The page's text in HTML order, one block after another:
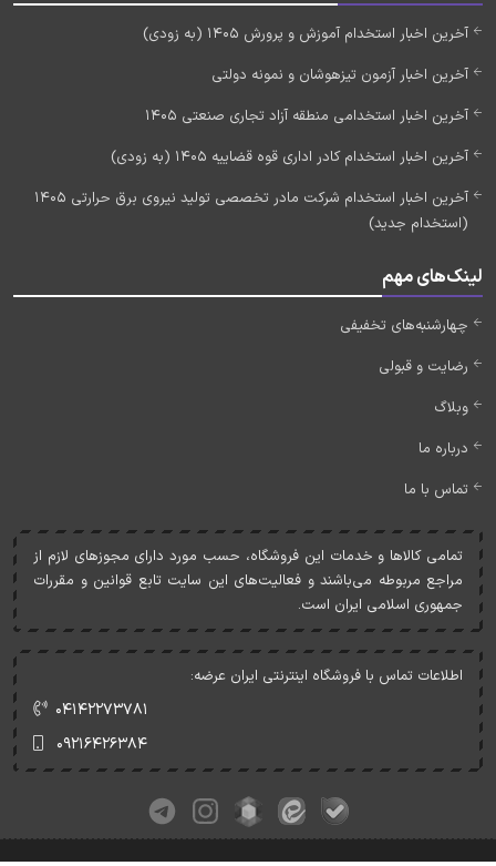
آخرین اخبار استخدام آموزش و پرورش 1405 (به زودی)
آخرین اخبار آزمون تیزهوشان و نمونه دولتی
آخرین اخبار استخدامی منطقه آزاد تجاری صنعتی 1405
آخرین اخبار استخدام کادر اداری قوه قضاییه 1405 (به زودی)
آخرین اخبار استخدام شرکت مادر تخصصی تولید نیروی برق حرارتی 1405
(استخدام جدید)
لینک‌های مهم
چهارشنبه‌های تخفیفی
رضایت و قبولی
وبلاگ
درباره ما
تماس با ما
تمامی کالاها و خدمات اين فروشگاه، حسب مورد دارای مجوزهای لازم از
مراجع مربوطه می‌باشند و فعاليت‌های اين سايت تابع قوانين و مقررات
جمهوری اسلامی ايران است.
اطلاعات تماس با فروشگاه اینترنتی ایران عرضه:
۰۴۱۴۲۲۷۳۷۸۱
۰۹۲۱۶۴۲۶۳۸۴